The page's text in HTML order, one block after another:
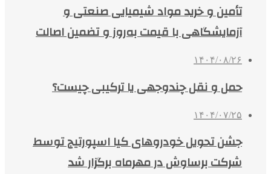
تأمین و خرید مواد شیمیایی صنعتی و
آزمایشگاهی با قیمت به‌روز و تضمین اصالت
۱۴۰۴/۰۸/۲۶
حمل و نقل چندوجهی یا ترکیبی چیست؟
۱۴۰۴/۰۷/۲۵
جشن تحویل خودروهای کیا اسپورتیج توسط
شرکت برساوش در مهرماه برگزار شد